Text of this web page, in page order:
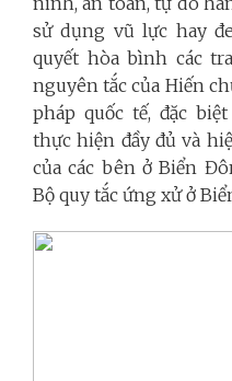
sử dụng vũ lực hay
quyết hòa bình các
nguyên tắc của Hiến
pháp quốc tế, đặc
thực hiện đầy đủ và
của các bên ở Biển
Bộ quy tắc ứng xử ở